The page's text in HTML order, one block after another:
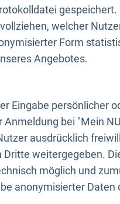
gespeichert.
welcher
Form
Angebotes.
Eingabe persönlicher
bei "Mein
ausdrücklich
weitergegeben.
möglich und
anonymisierter Daten